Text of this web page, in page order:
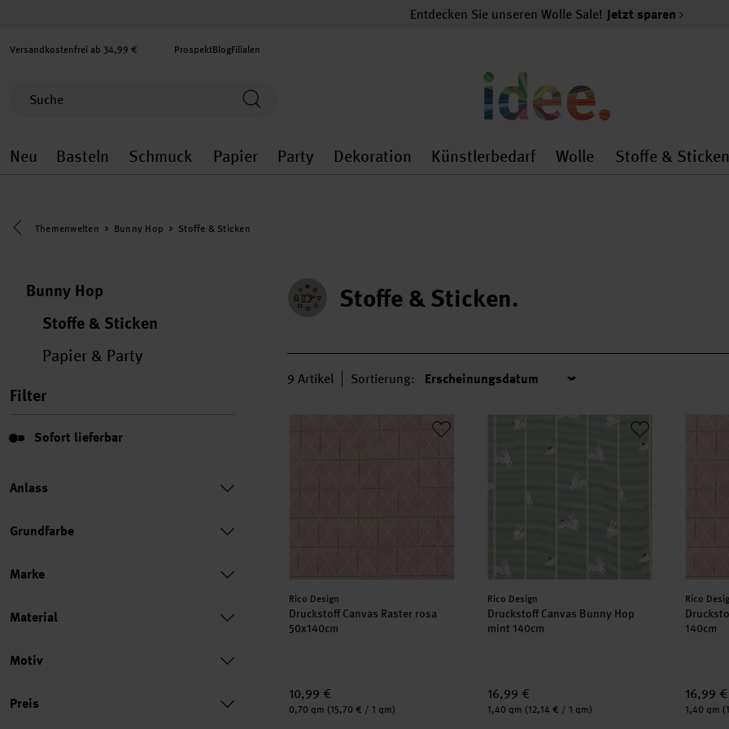
Entdecken Sie unseren Wolle Sale! Jetzt sparen
Versandkostenfrei ab 34,99 € ProspektBlogFilialen
Neu
Neu general.openMenu
Basteln
Basteln general.openMenu
Schmuck
Schmuck general.openMenu
Papier
Papier general.openMenu
Party
Party general.openMenu
Dekoration
Dekoration general.openMenu
Künstlerbedarf
Künstlerbedarf
Wolle
Wolle
Stoffe & Sticken
Eine Kategorie zurück navigieren
Themenwelten Bunny Hop Stoffe & Sticken
Bunny Hop
Stoffe & Sticken
Papier & Party
Filter
Sofort lieferbar
Sofort lieferbar
Anlass
Grundfarbe
Marke
Material
Motiv
Preis
Preis
Stoffe & Sticken
9 Artikel Sortierung:
Sortierung
Druckstoff Canvas Raster rosa 50x140cm
Hersteller:
Rico Design
Druckstoff Canvas Raster rosa
50x140cm
10,99 €
Inhalt:
0,70 qm (15,70 € / 1 qm)
Druckstoff Canvas Bunny Hop mint 140cm
Hersteller:
Rico Design
Druckstoff Canvas Bunny Hop
mint 140cm
16,99 €
Inhalt:
1,40 qm (12,14 € / 1 qm)
Rico
140cm
16,99 €
Inhalt:
1,40 qm